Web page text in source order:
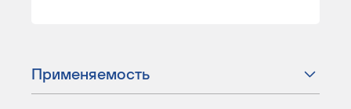
Применяемость